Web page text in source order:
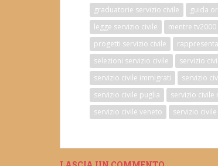
graduatorie servizio civile
guida
legge servizio civile
mentre tv2000
progetti servizio civile
selezioni servizio civile
servizio
servizio civile immigrati
servizio
servizio civile puglia
servizio civile
servizio civile veneto
servizio